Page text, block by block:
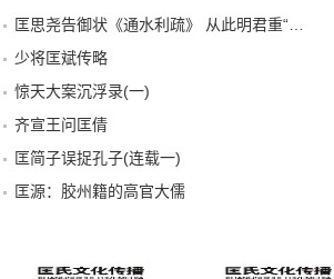
少将匡斌传略
惊天大案沉浮录(一)
齐宣王问匡倩
匡简子误捉孔子(连载一)
匡源：胶州籍的高官大儒